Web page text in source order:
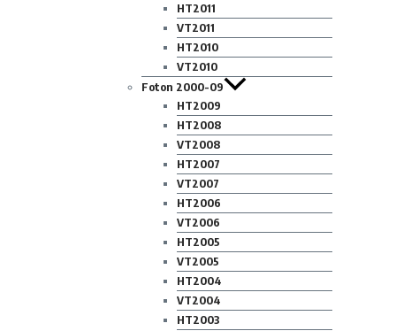
HT2011
VT2011
HT2010
VT2010
Foton 2000-09
HT2009
HT2008
VT2008
HT2007
VT2007
HT2006
VT2006
HT2005
VT2005
HT2004
VT2004
HT2003